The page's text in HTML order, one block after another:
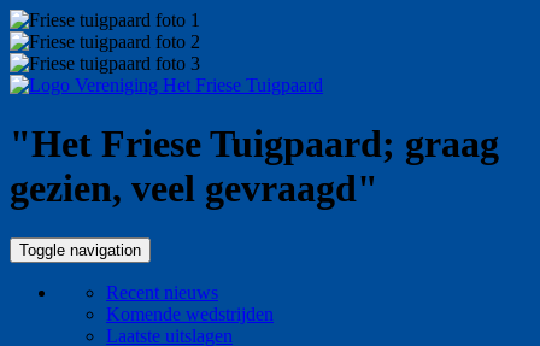
"Het Friese Tuigpaard; graag
gezien, veel gevraagd"
Toggle navigation
Recent nieuws
Komende wedstrijden
Laatste uitslagen